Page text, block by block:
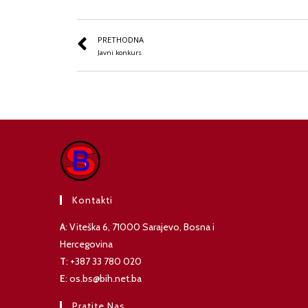
PRETHODNA
Javni konkurs
Kontakti
A: Viteška 6, 71000 Sarajevo, Bosna i
Hercegovina
T: +387 33 780 020
E: os.bs@bih.net.ba